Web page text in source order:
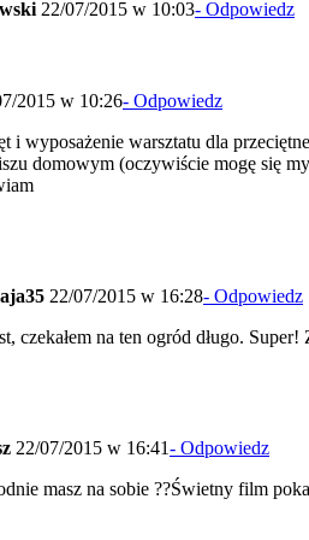
22/07/2015 w 10:03- Odpowiedz
2015 w 10:26- Odpowiedz
i wyposażenie warsztatu dla
domowym (oczywiście mogę się
22/07/2015 w 16:28- Odpowiedz
czekałem na ten ogród długo.
22/07/2015 w 16:41- Odpowiedz
masz na sobie ??Świetny film